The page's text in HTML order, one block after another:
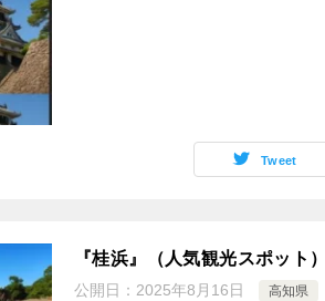
Tweet
『桂浜』（人気観光スポット
公開日： 2025年8月16日 高知県